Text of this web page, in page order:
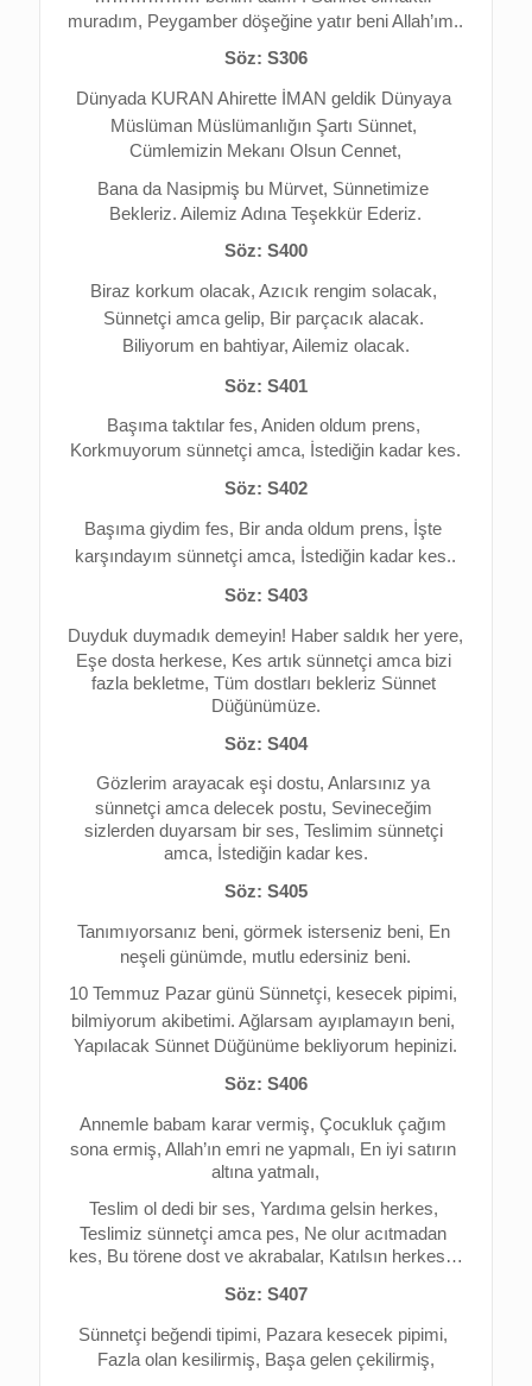
muradım, Peygamber döşeğine yatır beni Allah’ım..
Söz: S306
Dünyada KURAN Ahirette İMAN geldik Dünyaya
Müslüman
Cümlemizin Mekanı Olsun Cennet,
Bana da Nasipmiş bu Mürvet, Sünnetimize
Bekleriz. Ailemiz Adına Teşekkür Ederiz.
Söz: S400
Biraz korkum olacak,
Sünnetçi amca gelip,
Biliyorum en bahtiyar, Ailemiz olacak.
Söz: S401
Başıma taktılar fes,
Korkmuyorum sünnetçi amca, İstediğin kadar kes.
Söz: S402
Başıma giydim fes, Bir anda oldum prens, İşte
karşındayım sünnetçi amca, İstediğin kadar kes..
Söz: S403
Duyduk duymadık demeyin! Haber saldık her yere,
Eşe dosta herkese, Kes artık sünnetçi amca bizi
fazla bekletme, Tüm dostları bekleriz Sünnet
Düğünümüze.
Söz: S404
Gözlerim arayacak eşi dostu, Anlarsınız ya
sünnetçi amca delecek postu, Sevineceğim
sizlerden duyarsam bir ses, Teslimim sünnetçi
amca, İstediğin kadar kes.
Söz: S405
Tanımıyorsanız beni, görmek isterseniz beni, En
neşeli günümde, mutlu edersiniz beni.
10 Temmuz Pazar günü Sünnetçi, kesecek pipimi,
bilmiyorum akibetimi.
Yapılacak Sünnet Düğünüme bekliyorum hepinizi.
Söz: S406
Annemle babam karar vermiş, Çocukluk çağım
sona ermiş, Allah’ın emri ne yapmalı, En iyi satırın
altına yatmalı,
Teslim ol dedi bir ses,
Teslimiz sünnetçi amca pes, Ne olur acıtmadan
kes, Bu törene dost ve akrabalar, Katılsın herkes…
Söz: S407
Sünnetçi beğendi tipimi,
Fazla olan kesilirmiş, Başa gelen çekilirmiş,